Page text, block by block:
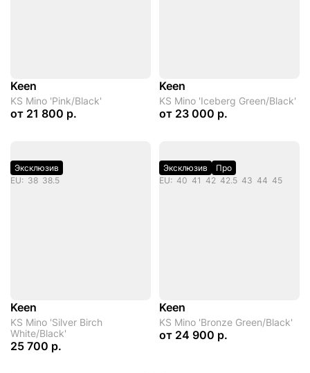
Keen
KS Mino 'Pink/Black'
от 21 800 р.
Keen
KS Mino 'Iceberg Green/Black'
от 23 000 р.
Эксклюзив
EU: 38 38.5
Keen
KS Mino 'Silver Birch
White/Black'
25 700 р.
Эксклюзив
Про
EU: 40 41 42 42.5 43 44 45
Keen
KS Mino 'Bronze Green/Black'
от 24 900 р.